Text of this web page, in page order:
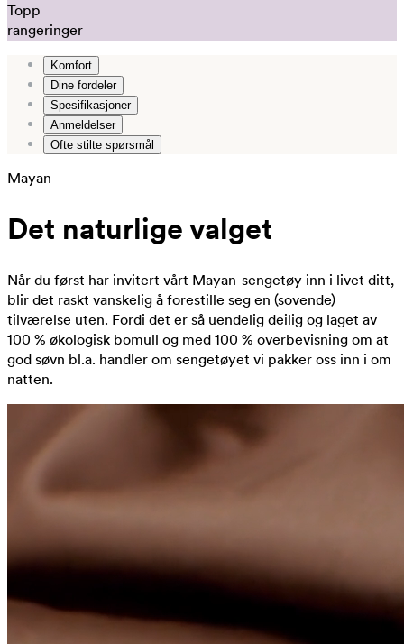
Topp
rangeringer
Komfort
Dine fordeler
Spesifikasjoner
Anmeldelser
Ofte stilte spørsmål
Mayan
Det naturlige valget
Når du først har invitert vårt Mayan-sengetøy inn i livet ditt,
blir det raskt vanskelig å forestille seg en (sovende)
tilværelse uten. Fordi det er så uendelig deilig og laget av
100 % økologisk bomull og med 100 % overbevisning om at
god søvn bl.a. handler om sengetøyet vi pakker oss inn i om
natten.